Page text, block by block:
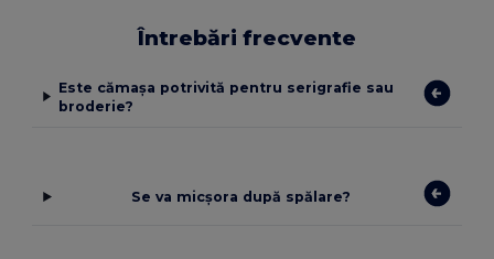
Întrebări frecvente
Este cămașa potrivită pentru serigrafie sau
broderie?
Se va micșora după spălare?